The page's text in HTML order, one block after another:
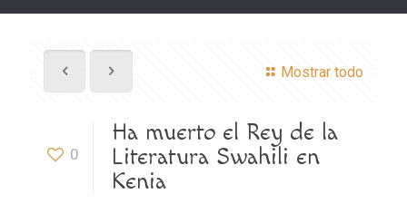
Mostrar todo
0
Ha muerto el Rey de la
Literatura Swahili en
Kenia